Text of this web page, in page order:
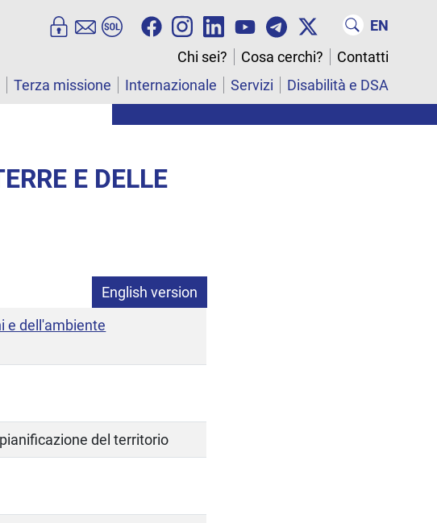
EN
Chi sei?
Cosa cerchi?
Contatti
Terza missione Internazionale Servizi Disabilità e DSA
E DELLE
English version
e dell'ambiente
del territorio